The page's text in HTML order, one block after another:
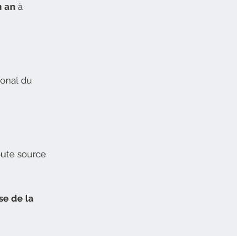
an à
du
source
de la